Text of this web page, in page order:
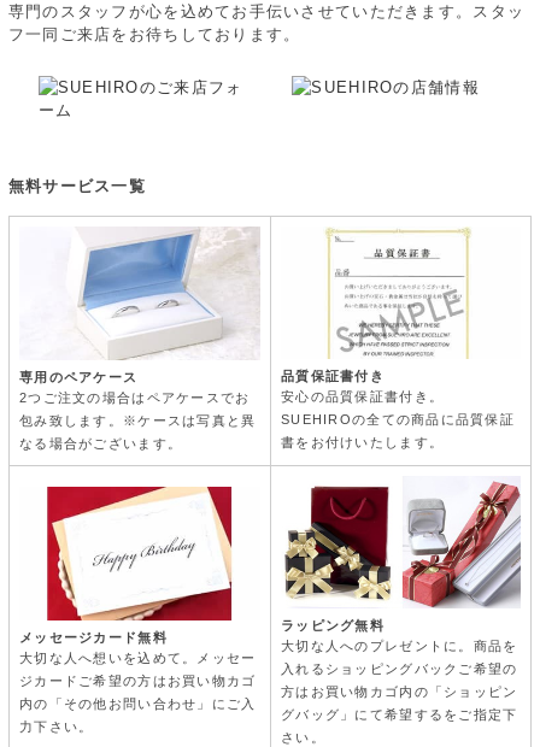
専門のスタッフが心を込めてお手伝いさせていただきます。スタッ
フ一同ご来店をお待ちしております。
無料サービス一覧
専用のペアケース
2つご注文の場合はペアケースでお
包み致します。※ケースは写真と異
なる場合がございます。
品質保証書付き
安心の品質保証書付き。
SUEHIROの全ての商品に品質保証
書をお付けいたします。
メッセージカード無料
大切な人へ想いを込めて。メッセー
ジカードご希望の方はお買い物カゴ
内の「その他お問い合わせ」にご入
力下さい。
ラッピング無料
大切な人へのプレゼントに。商品を
入れるショッピングバックご希望の
方はお買い物カゴ内の「ショッピン
グバッグ」にて希望するをご指定下
さい。